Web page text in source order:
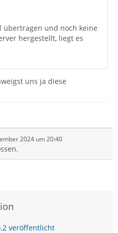
übertragen und noch keine
hergestellt, liegt es
uns ja diese
2024 um 20:40
veröffentlicht